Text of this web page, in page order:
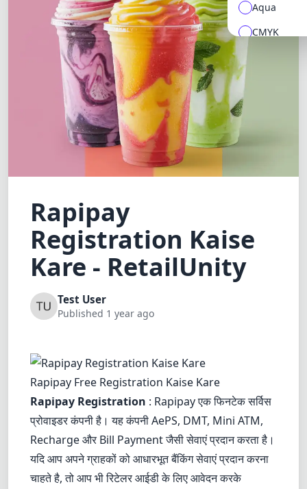
Aqua
CMYK
SPECIAL
Valentine
Rapipay
Registration Kaise
Kare - RetailUnity
Test User
Published 1 year ago
Rapipay Free Registration Kaise Kare
Rapipay Registration : Rapipay एक फिनटेक सर्विस
प्रोवाइडर कंपनी है। यह कंपनीAePS, DMT, Mini ATM,
Recharge और Bill Payment जैसी सेवाएं प्रदान करता है।
यदि आप अपने ग्राहकों को आधारभूत बैंकिंग सेवाएं प्रदान करना
चाहते है, तो आप भी रिटेलर आईडी के लिए आवेदन करके